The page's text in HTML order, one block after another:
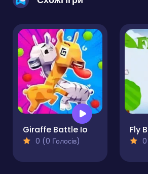
Giraffe Battle Io
0 (0 Голосів)
Fly
0